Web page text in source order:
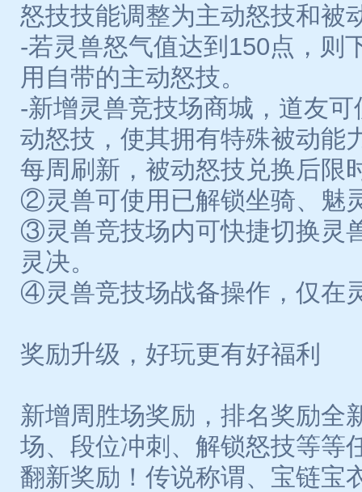
怒技技能调整为主动怒技和被
-若灵兽怒气值达到150点，则
用自带的主动怒技。
-新增灵兽竞技场商城，道友
动怒技，使其拥有特殊被动能
每周刷新，被动怒技兑换后限
②灵兽可使用已解锁坐骑、魅
③灵兽竞技场内可快捷切换灵
灵决。
④灵兽竞技场战备操作，仅在
奖励升级，好玩更有好福利
新增周胜场奖励，排名奖励全
场、段位冲刺、解锁怒技等等
翻新奖励！传说称谓、宝链宝